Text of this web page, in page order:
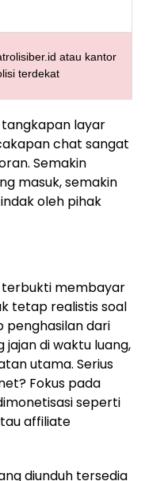
atau kantor
terdekat
layar
chat sangat
Semakin
masuk, semakin
oleh pihak
terbukti membayar
tetap realistis soal
penghasilan dari
di waktu luang,
utama. Serius
Fokus pada
seperti
affiliate
diunduh tersedia